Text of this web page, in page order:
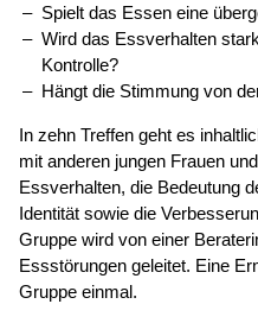
Spielt das Essen eine
Wird das Essverhalten
Kontrolle?
Hängt die Stimmung von
In zehn Treffen geht es
mit anderen jungen Frauen
Essverhalten, die Bedeutung
Identität sowie die
Gruppe wird von einer
Essstörungen geleitet. Eine
Gruppe einmal.